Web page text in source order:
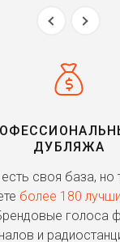
Вавилон (2006)
Не пойман — не
Ферон
300 спартанцев
Галлиан
ДУБЛЯЖА
своя база, но
более 180
голоса
и